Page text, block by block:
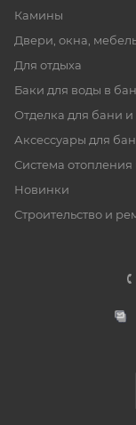
Камины
Двери, окна,
Для отдыха
Баки для воды в
Отделка для бани и
Аксессуары для
Система
Новинки
Строительство и